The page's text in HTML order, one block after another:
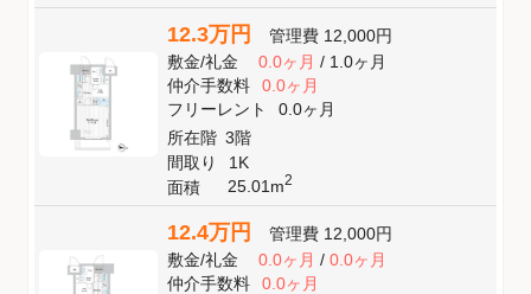
12.3万円 管理費 12,000円
敷金/礼金 0.0ヶ月/ 1.0ヶ月
仲介手数料
0.0ヶ月
フリーレント
0.0ヶ月
所在階 3階
間取り
1K
面積
25.01m2
12.4万円 管理費 12,000円
敷金/礼金 0.0ヶ月/ 0.0ヶ月
仲介手数料
0.0ヶ月